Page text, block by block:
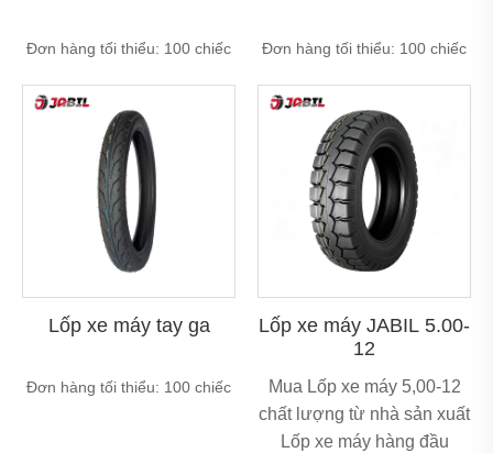
Đơn hàng tối thiểu: 100 chiếc Đơn hàng tối thiểu: 100 chiếc
Lốp xe máy tay ga
Đơn hàng tối thiểu: 100 chiếc
Lốp xe máy JABIL 5.00-
12
Mua Lốp xe máy 5,00-12
chất lượng từ nhà sản xuất
Lốp xe máy hàng đầu